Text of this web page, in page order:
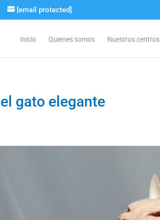
[email protected]
Inicio Quienes somos Nuestros centros
gato elegante